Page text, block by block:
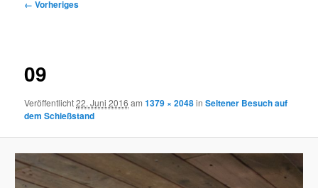
Bilder-
← Vorheriges
09
Veröffentlicht22. Juni 2016 am1379 × 2048inSeltener Besuch auf
dem Schießstand